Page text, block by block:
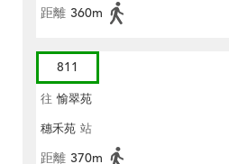
距離 360m
811
往 愉翠苑
穗禾苑 站
距離 370m